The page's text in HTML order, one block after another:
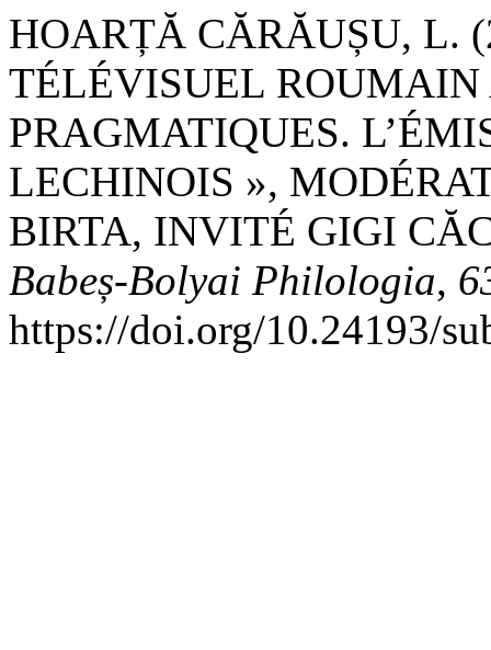
HOARȚĂ CĂRĂUȘU, L.
TÉLÉVISUEL
PRAGMATIQUES.
LECHINOIS »,
BIRTA, INVITÉ GIGI
Babeș-Bolyai Philologia,
https://doi.org/10.24193/